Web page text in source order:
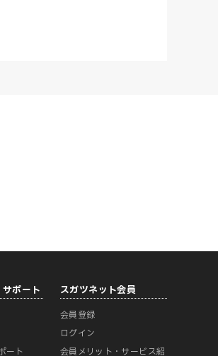
ポート
ート
スガツネット会員
会員登録
ログイン
会員メリット・サービス紹